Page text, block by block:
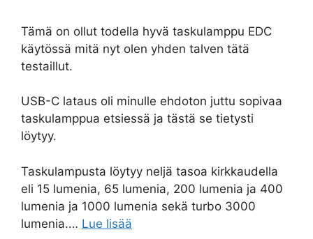
Tämä on ollut todella hyvä taskulamppu EDC
käytössä mitä nyt olen yhden talven tätä
testaillut.
USB-C lataus oli minulle ehdoton juttu sopivaa
taskulamppua etsiessä ja tästä se tietysti
löytyy.
Taskulampusta löytyy neljä tasoa kirkkaudella
eli 15 lumenia, 65 lumenia, 200 lumenia ja 400
lumenia ja 1000 lumenia sekä turbo 3000
lumenia.… Lue lisää